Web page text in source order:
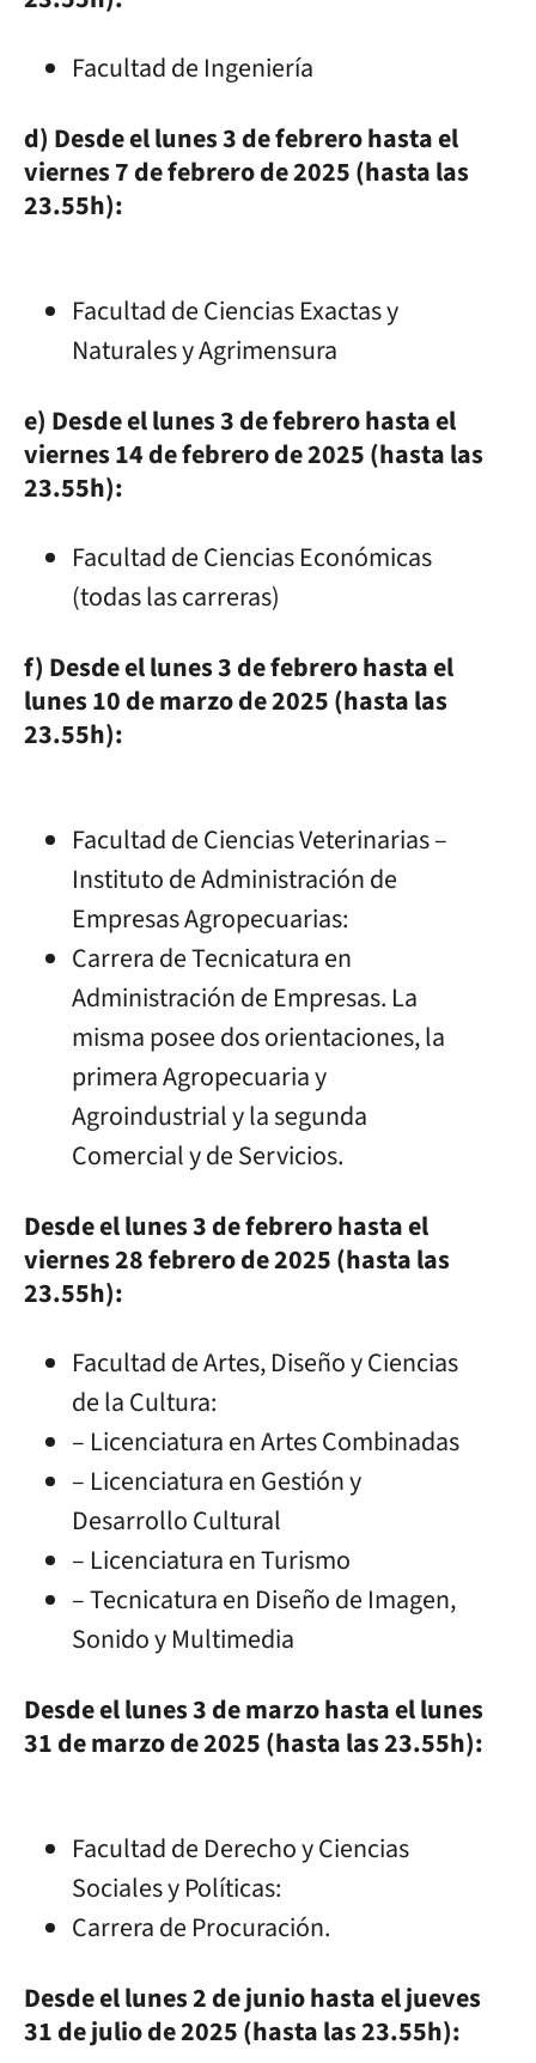
Facultad de Ingeniería
d) Desde el lunes 3 de febrero hasta el
viernes 7 de febrero de 2025 (hasta las
23.55h):
Facultad de Ciencias Exactas y
Naturales y Agrimensura
e) Desde el lunes 3 de febrero hasta el
viernes 14 de febrero de 2025 (hasta las
23.55h):
Facultad de Ciencias Económicas
(todas las carreras)
f) Desde el lunes 3 de febrero hasta el
lunes 10 de marzo de 2025 (hasta las
23.55h):
Facultad de Ciencias Veterinarias –
Instituto de Administración de
Empresas Agropecuarias:
Carrera de Tecnicatura en
Administración de Empresas. La
misma posee dos orientaciones, la
primera Agropecuaria y
Agroindustrial y la segunda
Comercial y de Servicios.
Desde el lunes 3 de febrero hasta el
viernes 28 febrero de 2025 (hasta las
23.55h):
Facultad de Artes, Diseño y Ciencias
de la Cultura:
– Licenciatura en Artes Combinadas
– Licenciatura en Gestión y
Desarrollo Cultural
– Licenciatura en Turismo
– Tecnicatura en Diseño de Imagen,
Sonido y Multimedia
Desde el lunes 3 de marzo hasta el lunes
31 de marzo de 2025 (hasta las 23.55h):
Facultad de Derecho y Ciencias
Sociales y Políticas:
Carrera de Procuración.
Desde el lunes 2 de junio hasta el jueves
31 de julio de 2025 (hasta las 23.55h):